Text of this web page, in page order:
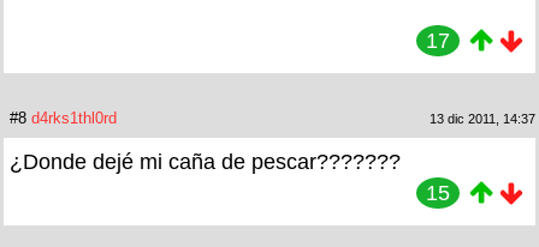
17
#8 d4rks1thl0rd 13 dic 2011, 14:37
¿Donde dejé mi caña de pescar???????
15